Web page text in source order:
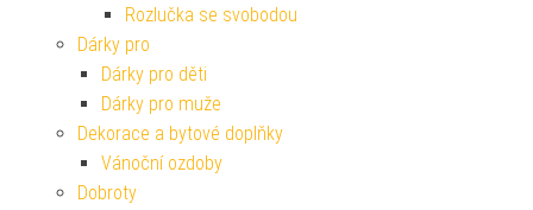
Rozlučka se svobodou
Dárky pro
Dárky pro děti
Dárky pro muže
Dekorace a bytové doplňky
Vánoční ozdoby
Dobroty